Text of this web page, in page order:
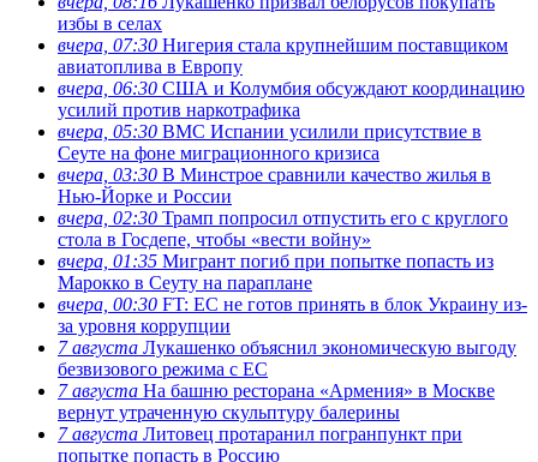
избы в селах
вчера, 07:30 Нигерия стала крупнейшим поставщиком
авиатоплива в Европу
вчера, 06:30 США и Колумбия обсуждают координацию
усилий против наркотрафика
вчера, 05:30 ВМС Испании усилили присутствие в
Сеуте на фоне миграционного кризиса
вчера, 03:30 В Минстрое сравнили качество жилья в
Нью-Йорке и России
вчера, 02:30 Трамп попросил отпустить его с круглого
стола в Госдепе, чтобы «вести войну»
вчера, 01:35 Мигрант погиб при попытке попасть из
Марокко в Сеуту на параплане
вчера, 00:30 FT: ЕС не готов принять в блок Украину из-
за уровня коррупции
7 августа Лукашенко объяснил экономическую выгоду
безвизового режима с ЕС
7 августа На башню ресторана «Армения» в Москве
вернут утраченную скульптуру балерины
7 августа Литовец протаранил погранпункт при
попытке попасть в Россию